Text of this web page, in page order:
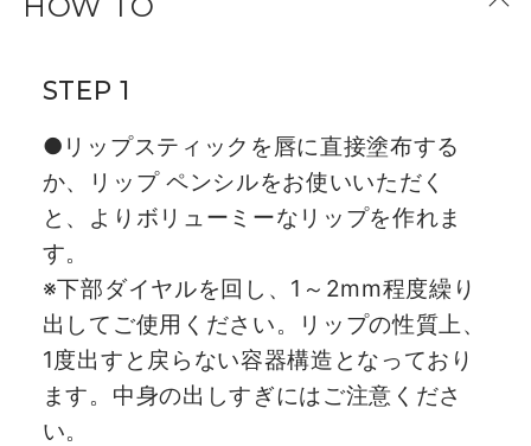
STEP 1
●リップスティックを唇に直接塗布する
か、リップ ペンシルをお使いいただく
と、よりボリューミーなリップを作れま
す。
※下部ダイヤルを回し、1～2mm程度繰り
出してご使用ください。リップの性質上、
1度出すと戻らない容器構造となっており
ます。中身の出しすぎにはご注意くださ
い。